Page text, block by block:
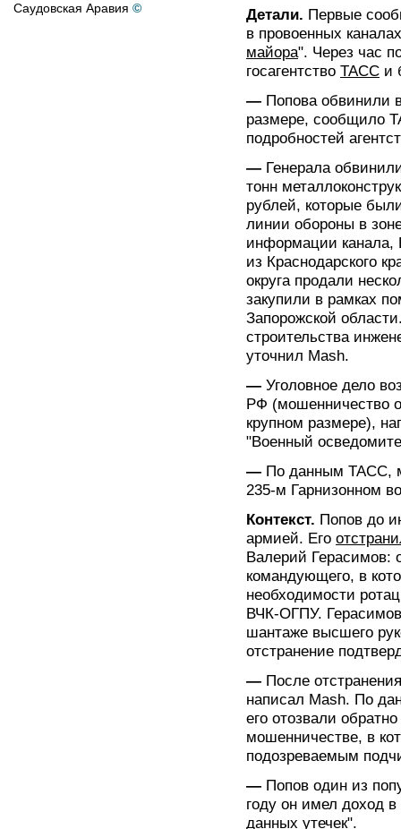
Саудовская Аравия ©
Детали. Первые
в провоенных
майора". Через час
госагентство ТАСС и
— Попова обвинили
размере, сообщило
подробностей
— Генерала
тонн
рублей, которые
линии обороны в
информации канала,
из Краснодарского
округа продали
закупили в рамках
Запорожской
строительства
уточнил Mash.
— Уголовное дело
РФ (мошенничество
крупном размере),
"Военный
— По данным ТАСС,
235-м Гарнизонном
Контекст. Попов до
армией. Его
Валерий Герасимов:
командующего, в
необходимости
ВЧК-ОГПУ.
шантаже высшего
отстранение
— После
написал Mash. По
его отозвали
мошенничестве, в
подозреваемым
— Попов один из
году он имел доход
данных утечек".